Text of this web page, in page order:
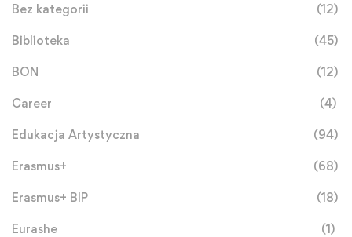
Bez kategorii (12)
Biblioteka (45)
BON (12)
Career (4)
Edukacja Artystyczna (94)
Erasmus+ (68)
Erasmus+ BIP (18)
Eurashe (1)